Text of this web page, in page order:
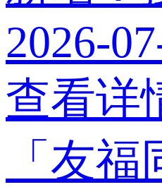
2026-
查看详
「友